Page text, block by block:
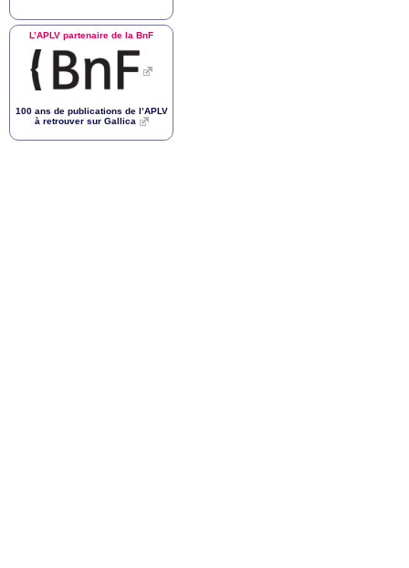
L’APLV partenaire de la BnF
100 ans de publications de l’APLV
à retrouver sur Gallica